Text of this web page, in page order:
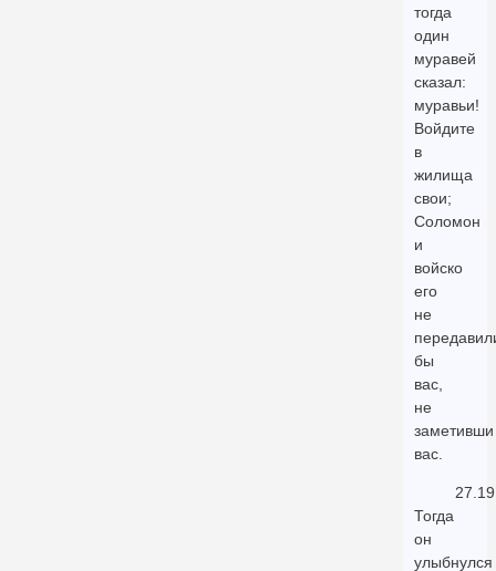
тогда
один
муравей
сказал:
муравьи!
Войдите
в
жилища
свои;
Соломон
и
войско
его
не
бы
вас,
не
заметивши
вас.
27.19
Тогда
он
улыбнулся